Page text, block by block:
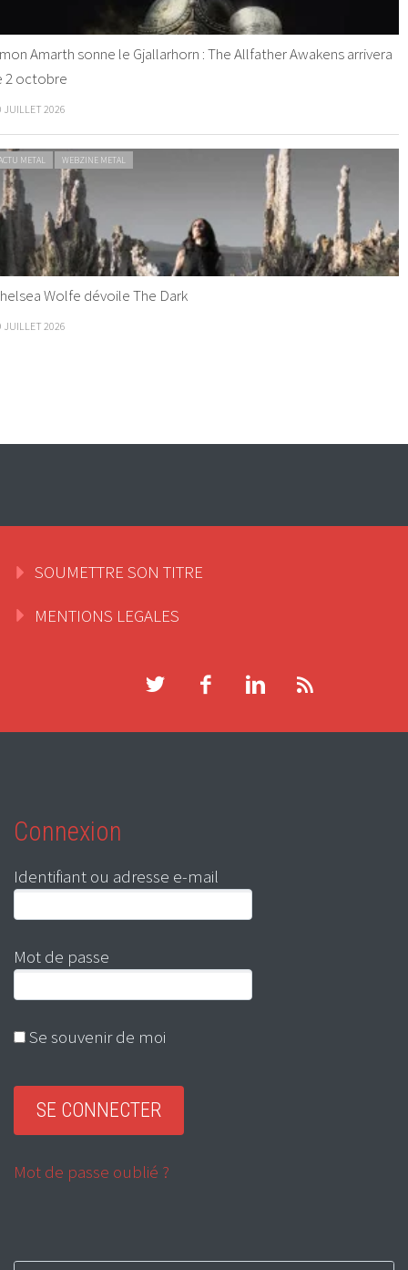
Amarth sonne le Gjallarhorn : The Allfather Awakens arrivera
2 octobre
JUILLET 2026
METAL WEBZINE METAL
Wolfe dévoile The Dark
JUILLET 2026
SOUMETTRE SON TITRE
MENTIONS LEGALES
Connexion
Identifiant ou adresse e-mail
Mot de passe
Se souvenir de moi
Mot de passe oublié ?